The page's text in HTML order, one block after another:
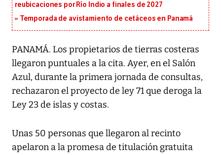
reubicaciones por Río Indio a finales de 2027
Temporada de avistamiento de cetáceos en Panamá
PANAMÁ. Los propietarios de tierras costeras
llegaron puntuales a la cita. Ayer, en el Salón
Azul, durante la primera jornada de consultas,
rechazaron el proyecto de ley 71 que deroga la
Ley 23 de islas y costas.
Unas 50 personas que llegaron al recinto
apelaron a la promesa de titulación gratuita